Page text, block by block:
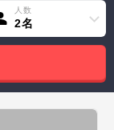
人数
2名